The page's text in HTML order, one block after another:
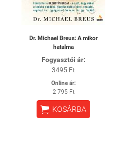
Dr. Michael Breus: A mikor
hatalma
Fogyasztói ár:
3495 Ft
Online ár:
2 795 Ft
 KOSÁRBA